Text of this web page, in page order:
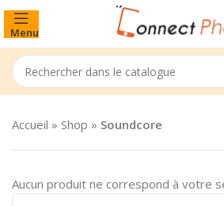
Menu
Accueil » Shop » Soundcore
Aucun produit ne correspond à votre